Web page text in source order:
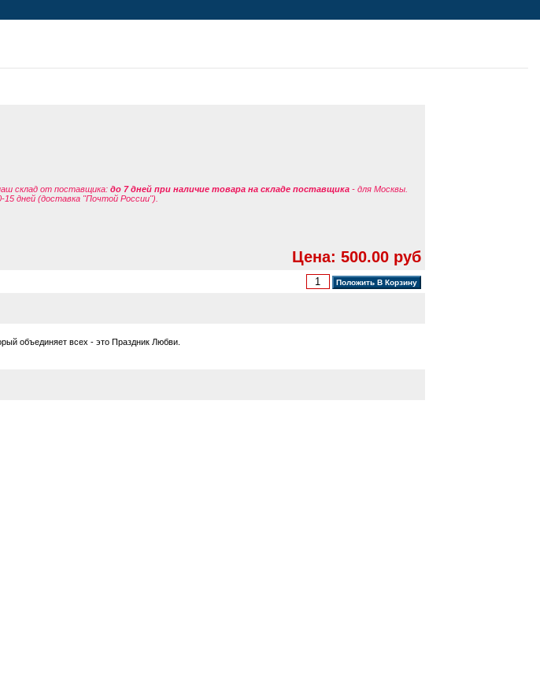
склад от поставщика: до 7 дней при наличие товара на складе поставщика - для Москвы.
15 дней (доставка "Почтой России").
Цена: 500.00 руб
объединяет всех - это Праздник Любви.